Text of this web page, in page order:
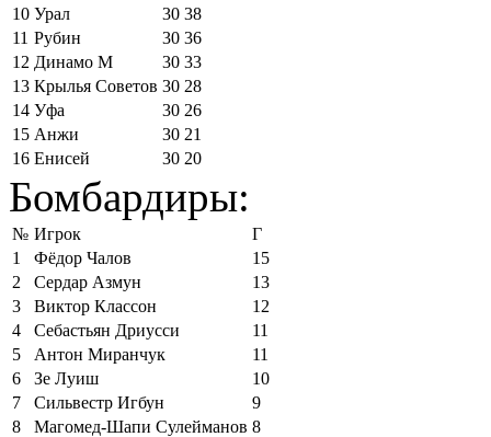
10 Урал 30 38
11 Рубин 30 36
12 Динамо М 30 33
13 Крылья Советов 30 28
14 Уфа 30 26
15 Анжи 30 21
16 Енисей 30 20
Бомбардиры:
№ Игрок
Г
1
Фёдор Чалов
15
2
Сердар Азмун
13
3
Виктор Классон
12
4
Себастьян Дриусси
11
5
Антон Миранчук
11
6
Зе Луиш
10
7
Сильвестр Игбун
9
8
Магомед-Шапи Сулейманов 8